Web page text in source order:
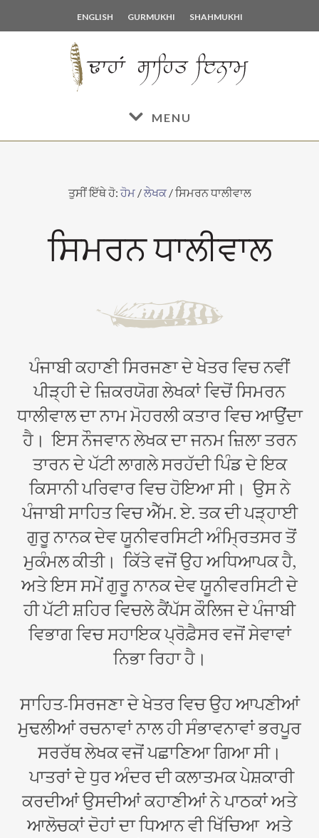
to
to
ENGLISH GURMUKHI SHAHMUKHI
MENU
ਤੁਸੀਂ ਇੱਥੇ ਹੋ: ਹੋਮ/ਲੇਖਕ/ਸਿਮਰਨ ਧਾਲੀਵਾਲ
ਸਿਮਰਨ ਧਾਲੀਵਾਲ
ਪੰਜਾਬੀ ਕਹਾਣੀ ਸਿਰਜਣਾ ਦੇ ਖੇਤਰ ਵਿਚ ਨਵੀਂ
ਪੀੜ੍ਹੀ ਦੇ ਜ਼ਿਕਰਯੋਗ ਲੇਖਕਾਂ ਵਿਚੋਂ ਸਿਮਰਨ
ਧਾਲੀਵਾਲ ਦਾ ਨਾਮ ਮੋਹਰਲੀ ਕਤਾਰ ਵਿਚ ਆਉਂਦਾ
ਹੈ। ਇਸ ਨੌਜਵਾਨ ਲੇਖਕ ਦਾ ਜਨਮ ਜ਼ਿਲਾ ਤਰਨ
ਤਾਰਨ ਦੇ ਪੱਟੀ ਲਾਗਲੇ ਸਰਹੱਦੀ ਪਿੰਡ ਦੇ ਇਕ
ਕਿਸਾਨੀ ਪਰਿਵਾਰ ਵਿਚ ਹੋਇਆ ਸੀ। ਉਸ ਨੇ
ਪੰਜਾਬੀ ਸਾਹਿਤ ਵਿਚ ਐੱਮ. ਏ. ਤਕ ਦੀ ਪੜ੍ਹਾਈ
ਗੁਰੂ ਨਾਨਕ ਦੇਵ ਯੂਨੀਵਰਸਿਟੀ ਅੰਮ੍ਰਿਤਸਰ ਤੋਂ
ਮੁਕੰਮਲ ਕੀਤੀ। ਕਿੱਤੇ ਵਜੋਂ ਉਹ ਅਧਿਆਪਕ ਹੈ,
ਅਤੇ ਇਸ ਸਮੇਂ ਗੁਰੂ ਨਾਨਕ ਦੇਵ ਯੂਨੀਵਰਸਿਟੀ ਦੇ
ਹੀ ਪੱਟੀ ਸ਼ਹਿਰ ਵਿਚਲੇ ਕੈਂਪੱਸ ਕੌਲਿਜ ਦੇ ਪੰਜਾਬੀ
ਵਿਭਾਗ ਵਿਚ ਸਹਾਇਕ ਪ੍ਰੋਫ਼ੈਸਰ ਵਜੋਂ ਸੇਵਾਵਾਂ
ਨਿਭਾ ਰਿਹਾ ਹੈ।
ਸਾਹਿਤ-ਸਿਰਜਣਾ ਦੇ ਖੇਤਰ ਵਿਚ ਉਹ ਆਪਣੀਆਂ
ਮੁਢਲੀਆਂ ਰਚਨਾਵਾਂ ਨਾਲ ਹੀ ਸੰਭਾਵਨਾਵਾਂ ਭਰਪੂਰ
ਸਰਰੱਥ ਲੇਖਕ ਵਜੋਂ ਪਛਾਣਿਆ ਗਿਆ ਸੀ।
ਪਾਤਰਾਂ ਦੇ ਧੁਰ ਅੰਦਰ ਦੀ ਕਲਾਤਮਕ ਪੇਸ਼ਕਾਰੀ
ਕਰਦੀਆਂ ਉਸਦੀਆਂ ਕਹਾਣੀਆਂ ਨੇ ਪਾਠਕਾਂ ਅਤੇ
ਆਲੋਚਕਾਂ ਦੋਹਾਂ ਦਾ ਧਿਆਨ ਵੀ ਖਿੱਚਿਆ ਅਤੇ